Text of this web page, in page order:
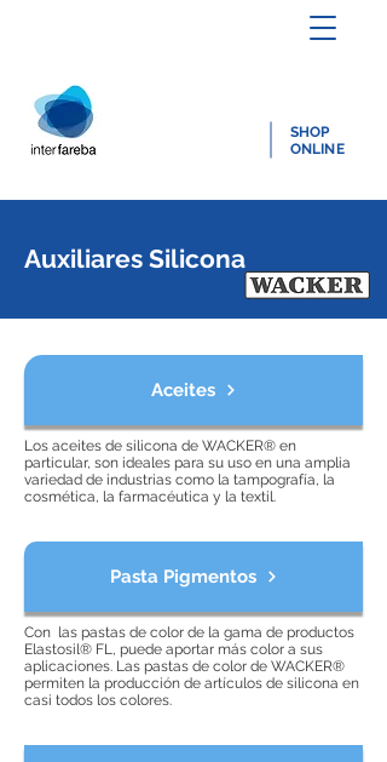
SHOP
ONLINE
Auxiliares Silicona
Aceites
Los aceites de silicona de WACKER® en
particular, son ideales para su uso en una amplia
variedad de industrias como la tampografía, la
cosmética, la farmacéutica y la textil.
Pasta Pigmentos
Con las pastas de color de la gama de productos
Elastosil® FL, puede aportar más color a sus
aplicaciones. Las pastas de color de WACKER®
permiten la producción de artículos de silicona en
casi todos los colores.